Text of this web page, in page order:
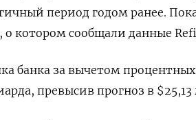
период годом ранее.
о котором сообщали данные
банка за вычетом
превысив прогноз в